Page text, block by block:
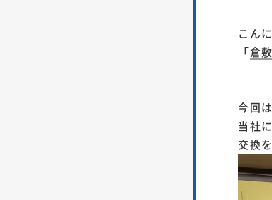
こん
「倉
今回
当社
交換